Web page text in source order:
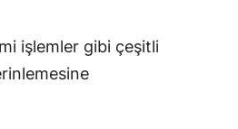
işlemler gibi çeşitli